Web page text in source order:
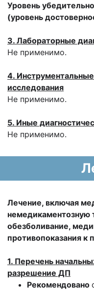
Уровень
(уровень
3. Лабораторные
Не применимо.
4.
исследования
Не применимо.
5. Иные
Не применимо.
Лечение, включая
немедикаментозную
обезболивание,
противопоказания
1. Перечень
разрешение ДП
Рекомендовано